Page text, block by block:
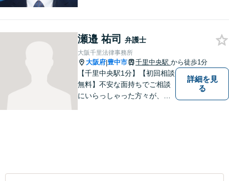
やWEB相談もございますので
お気軽にお問合せください】
瀬邉 祐司 弁護士
大阪千里法律事務所
大阪府|豊中市 千里中央駅 から徒歩1分
【千里中央駅1分】【初回相談
無料】不安な面持ちでご相談
にいらっしゃった方々が、少
詳細を見
る